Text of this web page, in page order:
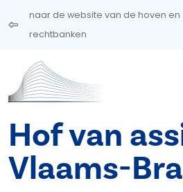
Overslaan en naar de inhoud gaan
naar de website van de hoven en
rechtbanken
Hof van
Vlaams-